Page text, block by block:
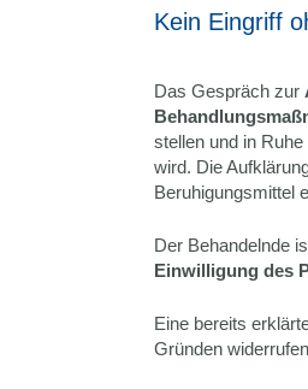
Kein Eingriff
Das Gespräch zur
stellen und in
wird. Die
Beruhigungsmittel
Der Behandelnde
Einwilligung des
Eine bereits
Gründen